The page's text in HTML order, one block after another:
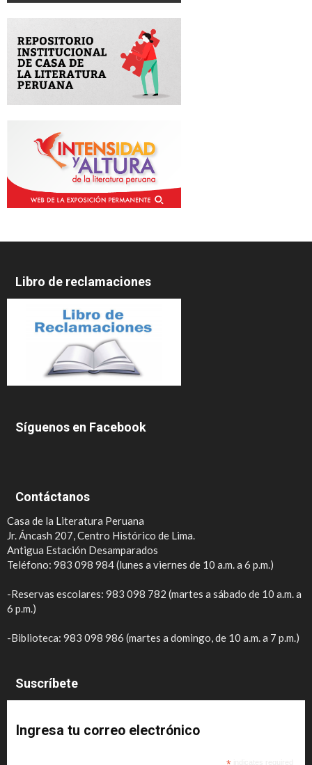
Libro de reclamaciones
Síguenos en Facebook
Contáctanos
Casa de la Literatura Peruana
Jr. Áncash 207, Centro Histórico de Lima.
Antigua Estación Desamparados
Teléfono: 983 098 984 (lunes a viernes de 10 a.m. a 6 p.m.)
-Reservas escolares: 983 098 782 (martes a sábado de 10 a.m. a
6 p.m.)
-Biblioteca: 983 098 986 (martes a domingo, de 10 a.m. a 7 p.m.)
Suscríbete
Ingresa tu correo electrónico